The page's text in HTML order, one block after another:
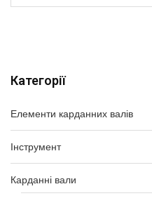
Категорії
Елементи карданних валів
Інструмент
Карданні вали